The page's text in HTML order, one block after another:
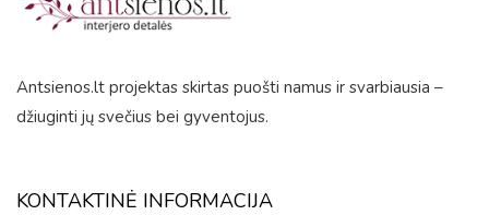
Antsienos.lt projektas skirtas puošti namus ir svarbiausia –
džiuginti jų svečius bei gyventojus.
KONTAKTINĖ INFORMACIJA